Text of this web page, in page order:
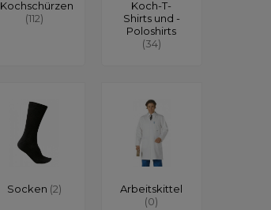
Kochschürzen
(112)
Koch-T-
Shirts und -
Poloshirts
(34)
Socken (2)
Arbeitskittel
(0)